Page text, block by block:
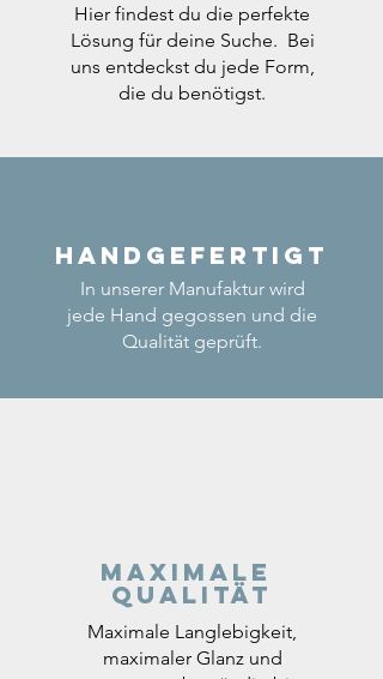
Hier findest du die perfekte
Lösung für deine Suche. Bei
uns entdeckst du jede Form,
die du benötigst.
Handgefertigt
In unserer Manufaktur wird
jede Hand gegossen und die
Qualität geprüft.
Maximale
Qualität
Maximale Langlebigkeit,
maximaler Glanz und